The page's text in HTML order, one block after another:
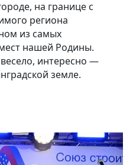
на границе с
региона
из самых
нашей Родины.
интересно —
земле.